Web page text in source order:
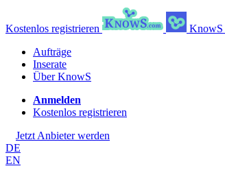
Kostenlos registrieren KnowS
Aufträge
Inserate
Über KnowS
Anmelden
Kostenlos registrieren
Jetzt Anbieter werden
DE
EN